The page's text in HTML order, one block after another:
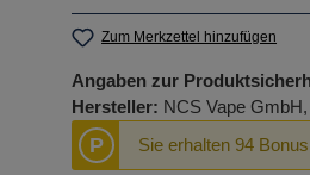
Zum Merkzettel hinzufügen
Angaben zur
Hersteller: NCS Vape
P Sie erhalten 94